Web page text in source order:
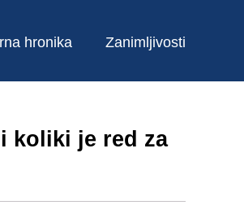
hronika Zanimljivosti
koliki je red za